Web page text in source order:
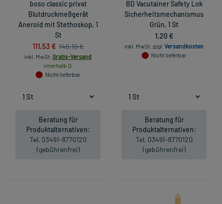
boso classic privat
Blutdruckmeßgerät
Aneroid mit Stethoskop, 1
St
111,53 € 140,10 €
inkl. MwSt. Gratis-Versand
innerhalb D.
Nicht lieferbar
Beratung für
Produktalternativen:
Tel. 03491-8770120
(gebührenfrei)
BD Vacutainer Safety Lok
Sicherheitsmechanismus
Grün, 1 St
1,20 €
inkl. MwSt. zzgl. Versandkosten
Nicht lieferbar
Beratung für
Produktalternativen:
Tel. 03491-8770120
(gebührenfrei)